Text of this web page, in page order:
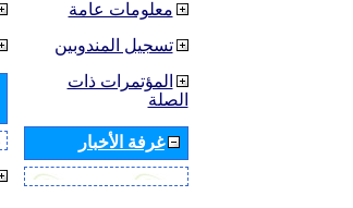
معلومات عامة
تسجيل المندوبين
المؤتمرات ذات
الصلة
غرفة الأخبار